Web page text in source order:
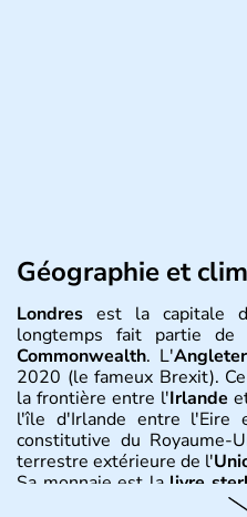
Géographie et
Londres est la capitale
longtemps fait partie de
Commonwealth. L'
2020 (le fameux Brexit).
la frontière entre l'Irlande
l'île d'Irlande entre l'Eire
constitutive du Royaume-
terrestre extérieure de l'
Sa monnaie est lalivre
instable avec de